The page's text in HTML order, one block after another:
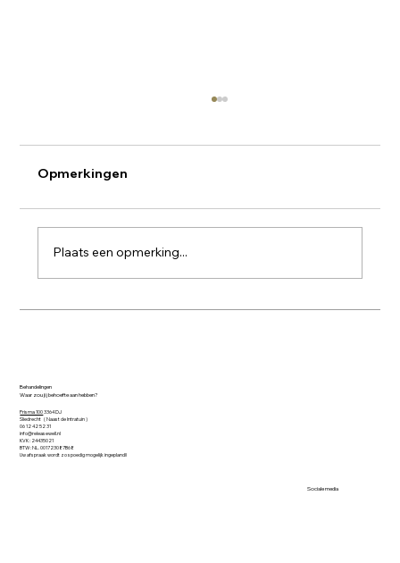
EMDR: geen wondermiddel, maar een
Opmerkingen
Plaats een opmerking...
Behandelingen
Waar zou jij behoefte aan hebben?
Prisma 1003364 DJ
Sliedrecht ( Naast de Intratuin )​
06 12 42 52 31
info@releasewell.nl
KVK : 24435021
BTW : NL. 001723087B68
Uw afspraak wordt zo spoedig mogelijk ingepland!!
Sociale media